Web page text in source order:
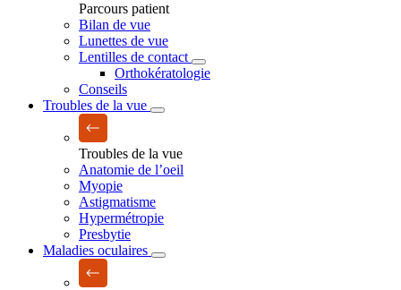
Parcours patient
Bilan de vue
Lunettes de vue
Lentilles de contact
Orthokératologie
Conseils
Troubles de la vue
Troubles de la vue
Anatomie de l’oeil
Myopie
Astigmatisme
Hypermétropie
Presbytie
Maladies oculaires